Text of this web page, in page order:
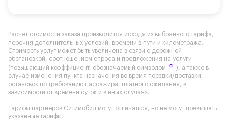
Расчет стоимости заказа производится исходя из выбранного тарифа,
перечня дополнительных условий, времени в пути и километража.
Стоимость услуг может быть увеличена в связи с дорожной
обстановкой, соотношением спроса и предложения на услуги
(повышающий коэффициент, обозначаемый символом
), а также в
случае изменения пункта назначения во время поездки/доставки,
остановок по требованию пассажира, платного ожидания, в
зависимости от времени суток и в иных случаях.
Тарифы партнеров Ситимобил могут отличаться, но не могут превышать
указанные тарифы.